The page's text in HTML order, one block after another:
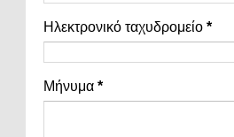
Ηλεκτρονικό ταχυδρομείο *
Μήνυμα *